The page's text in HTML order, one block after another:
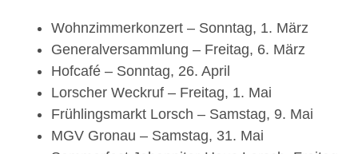
Wohnzimmerkonzert – Sonntag, 1. März
Generalversammlung – Freitag, 6. März
Hofcafé – Sonntag, 26. April
Lorscher Weckruf – Freitag, 1. Mai
Frühlingsmarkt Lorsch – Samstag, 9. Mai
MGV Gronau – Samstag, 31. Mai